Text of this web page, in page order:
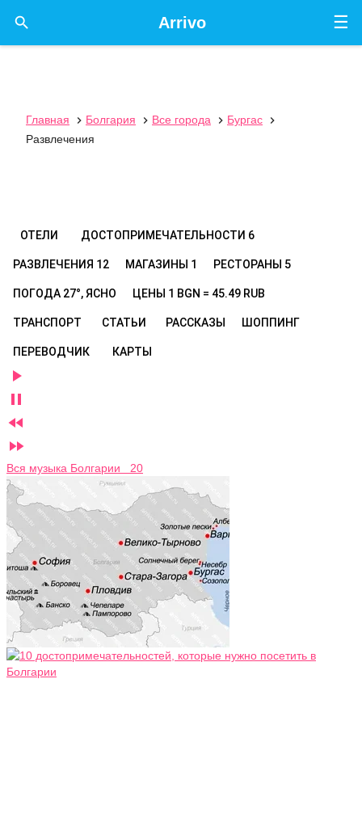
☰
Arrivo

Главная  Болгария  Все города  Бургас

Развлечения
ОТЕЛИ ДОСТОПРИМЕЧАТЕЛЬНОСТИ 6
РАЗВЛЕЧЕНИЯ 12 МАГАЗИНЫ 1 РЕСТОРАНЫ 5
ПОГОДА 27°, ЯСНО ЦЕНЫ 1 BGN = 45.49 RUB
ТРАНСПОРТ СТАТЬИ РАССКАЗЫ ШОППИНГ
ПЕРЕВОДЧИК КАРТЫ




Вся музыка Болгарии 20